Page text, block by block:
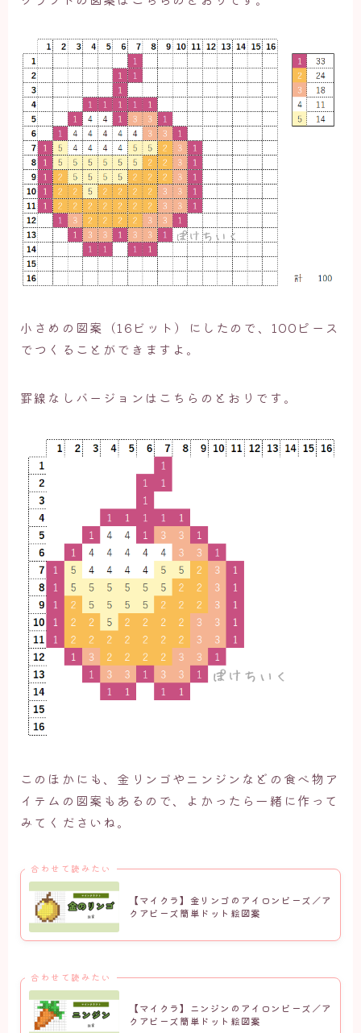
小さめの図案（16ビット）にしたので、100ピース
でつくることができますよ。
罫線なしバージョンはこちらのとおりです。
このほかにも、金リンゴやニンジンなどの食べ物ア
イテムの図案もあるので、よかったら一緒に作って
みてくださいね。
合わせて読みたい
【マイクラ】金リンゴのアイロンビーズ／ア
クアビーズ簡単ドット絵図案
合わせて読みたい
【マイクラ】ニンジンのアイロンビーズ／ア
クアビーズ簡単ドット絵図案